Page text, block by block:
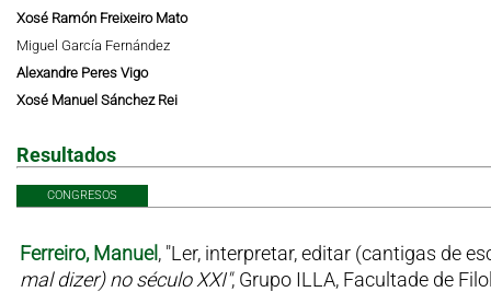
Xosé Ramón Freixeiro Mato
Miguel García Fernández
Alexandre Peres Vigo
Xosé Manuel Sánchez Rei
Resultados
CONGRESOS
Ferreiro, Manuel, "Ler, interpretar, editar (cantigas de
mal dizer) no século XXI", Grupo ILLA, Facultade de